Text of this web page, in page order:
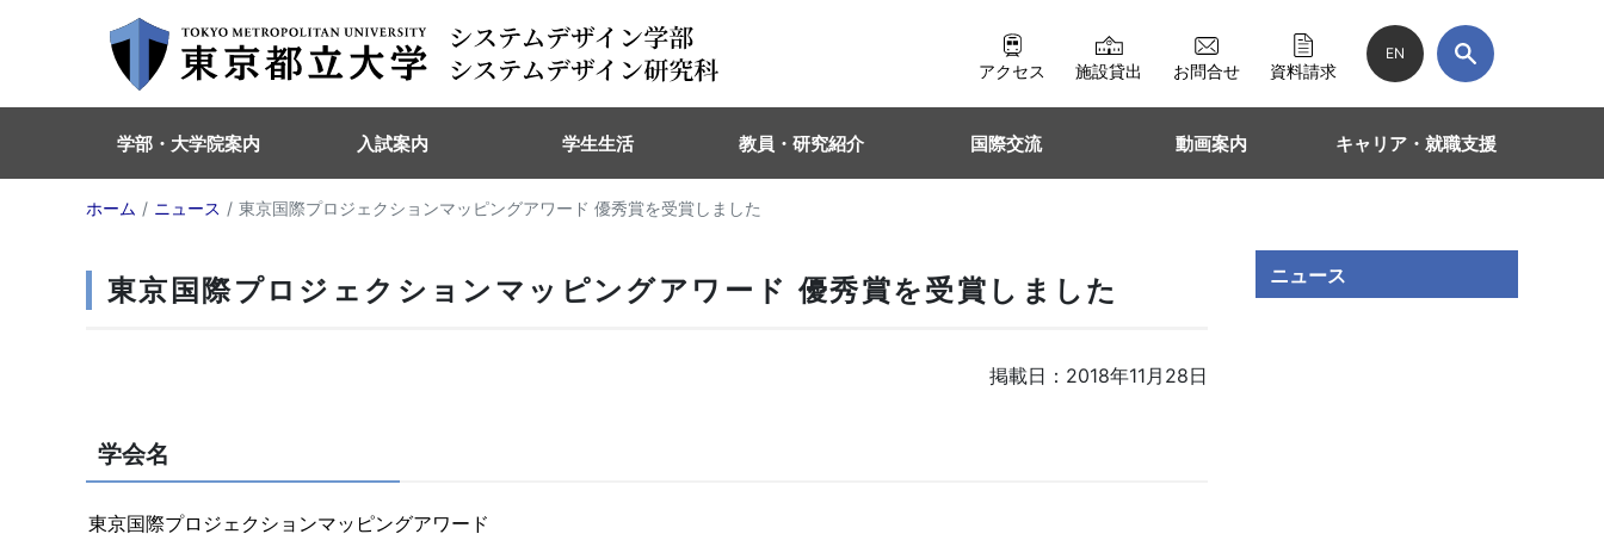
アクセス 施設貸出 お問合せ 資料請求
EN
学部・大学院案内 入試案内 学生生活 教員・研究紹介 国際交流 動画案内 キャリア・就職支援
ホーム ニュース 東京国際プロジェクションマッピングアワード 優秀賞を受賞しました
東京国際プロジェクションマッピングアワード 優秀賞を受賞しました
掲載日：2018年11月28日
学会名
東京国際プロジェクションマッピングアワード
ニュース